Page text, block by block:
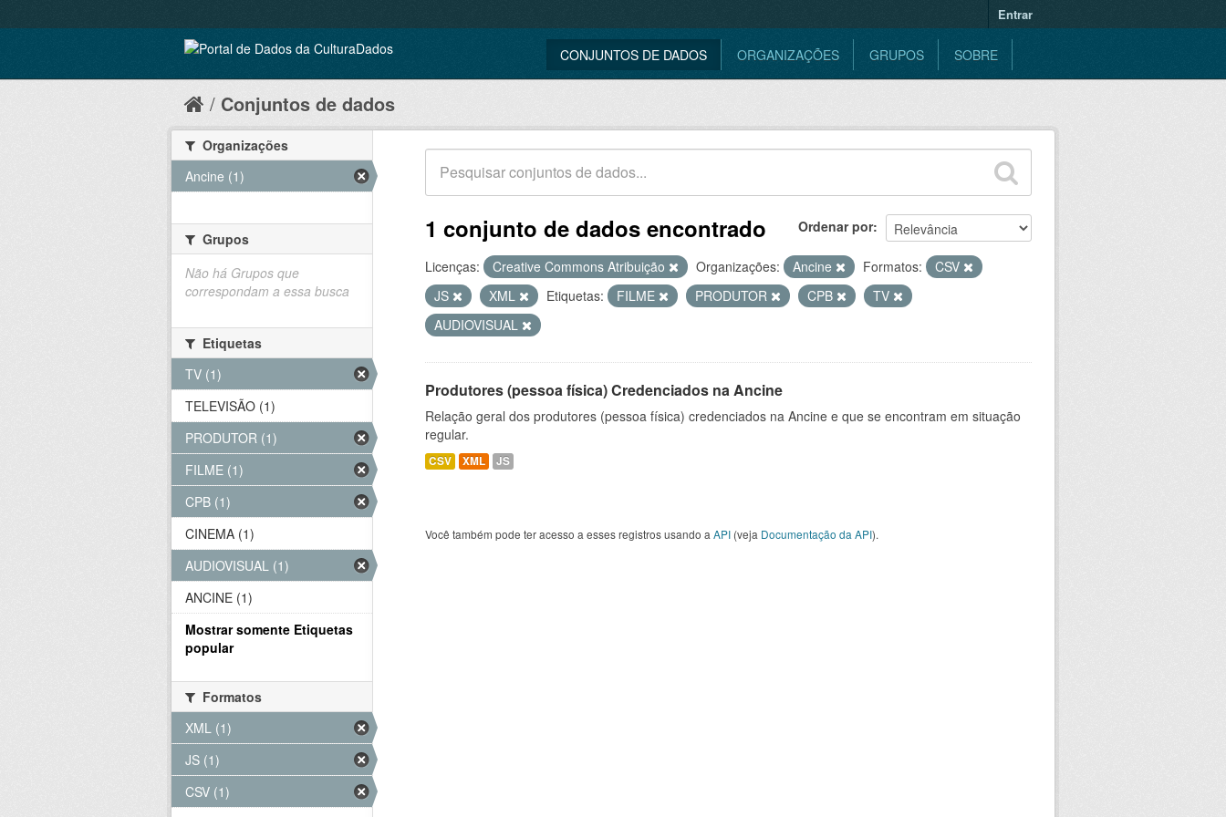
Entrar
CONJUNTOS DE DADOS ORGANIZAÇÕES GRUPOS SOBRE
Conjuntos de dados
Ordenar por
1 conjunto de dados encontrado
Licenças: Creative Commons Atribuição Organizações: Ancine Formatos:
CSV
JS
XML Etiquetas: FILME PRODUTOR CPB
TV
AUDIOVISUAL
Produtores (pessoa física) Credenciados na Ancine
Relação geral dos produtores (pessoa física) credenciados na Ancine e que se encontram em situação
regular.
CSV XML JS
Você também pode ter acesso a esses registros usando a API (veja Documentação da API).
Organizações
Ancine (1)
Grupos
Não há Grupos que
correspondam a essa busca
Etiquetas
TV (1)
TELEVISÃO (1)
PRODUTOR (1)
FILME (1)
CPB (1)
CINEMA (1)
AUDIOVISUAL (1)
ANCINE (1)
Mostrar somente Etiquetas
popular
Formatos
XML (1)
JS (1)
CSV (1)